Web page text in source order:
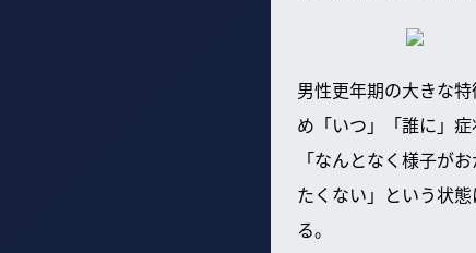
男性更年期の大きな
め「いつ」「誰に」
「なんとなく様子が
たくない」という状
る。